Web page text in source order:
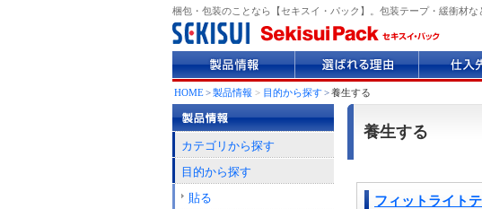
梱包・包装のことなら【セキスイ・パック】。包装テープ・緩衝材
品
情
報
ば
れ
理
入
集
HOME>製品情報 > 目的から探す>養生する
養生する
フィットライト
カテゴリから探す
目的から探す
貼る